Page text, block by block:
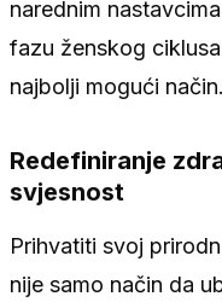
narednim
fazu ženskog
najbolji mogući način.
Redefiniranje
svjesnost
Prihvatiti svoj
nije samo način da